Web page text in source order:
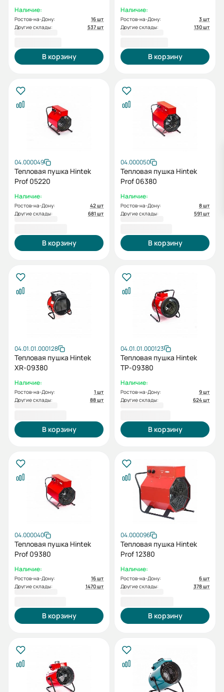
Наличие:
Ростов-на-Дону:
16 шт
Другие склады:
537 шт
В корзину
Наличие:
Ростов-на-Дону:
3 шт
Другие склады:
130 шт
В корзину
04.000049
Тепловая пушка Hintek
Prof 05220
Наличие:
Ростов-на-Дону:
42 шт
Другие склады:
681 шт
В корзину
04.000050
Тепловая пушка Hintek
Prof 06380
Наличие:
Ростов-на-Дону:
8 шт
Другие склады:
591 шт
В корзину
04.01.01.000128
Тепловая пушка Hintek
XR-09380
Наличие:
Ростов-на-Дону:
1 шт
Другие склады:
88 шт
В корзину
04.01.01.000123
Тепловая пушка Hintek
TP-09380
Наличие:
Ростов-на-Дону:
9 шт
Другие склады:
624 шт
В корзину
04.000040
Тепловая пушка Hintek
Prof 09380
Наличие:
Ростов-на-Дону:
16 шт
Другие склады:
1470 шт
В корзину
04.000096
Тепловая пушка Hintek
Prof 12380
Наличие:
Ростов-на-Дону:
6 шт
Другие склады:
378 шт
В корзину